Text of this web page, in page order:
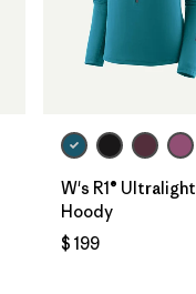
W's R1® Ultralight
Hoody
$ 199